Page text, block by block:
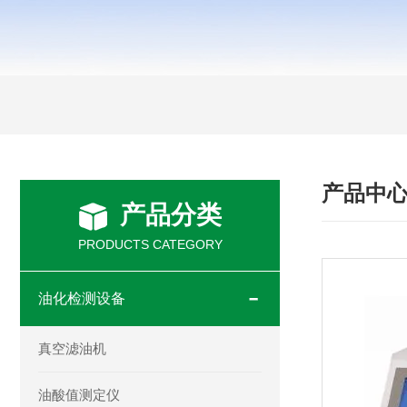
产品分类
PRODUCTS CATEGORY
油化检测设备
真空滤油机
油酸值测定仪
产品中